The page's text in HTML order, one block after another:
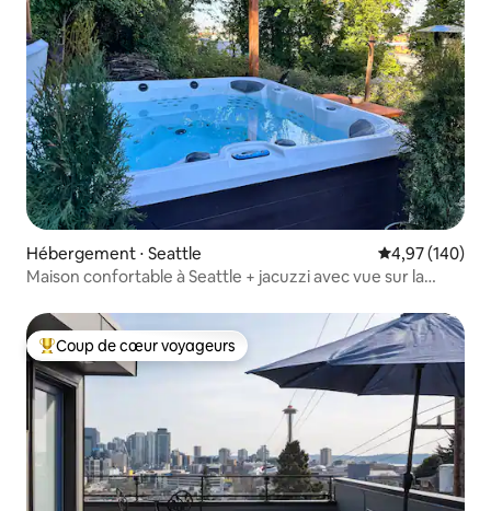
Hébergement ⋅ Seattle Évaluation
4,97 (140)
Maison confortable à Seattle + jacuzzi avec vue sur la
Coups de cœur voyageurs les plus appréciés
Coup de cœur voyageurs